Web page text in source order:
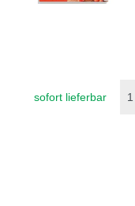
sofort lieferbar